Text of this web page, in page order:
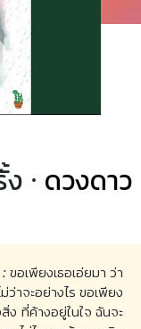
· ดวงดาว
ขอเพียงเธอเอ่ยมา ว่า
ว่าจะอย่างไร ขอเพียง
ง ที่ค้างอยู่ในใจ ฉันจะ